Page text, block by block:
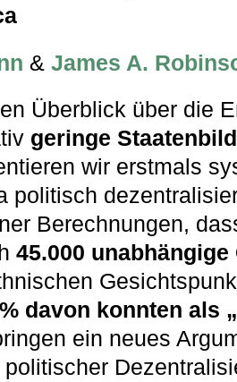
& James A.
Überblick über die
geringe
wir erstmals
politisch
Berechnungen,
45.000 unabhängige
davon konnten als
ein neues